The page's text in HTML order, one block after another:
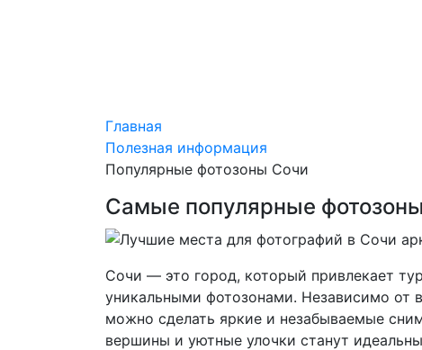
Главная
Полезная информация
Популярные фотозоны Сочи
Самые популярные
Сочи — это город, который привлекает
уникальными фотозонами. Независимо от
можно сделать яркие и незабываемые
вершины и уютные улочки станут